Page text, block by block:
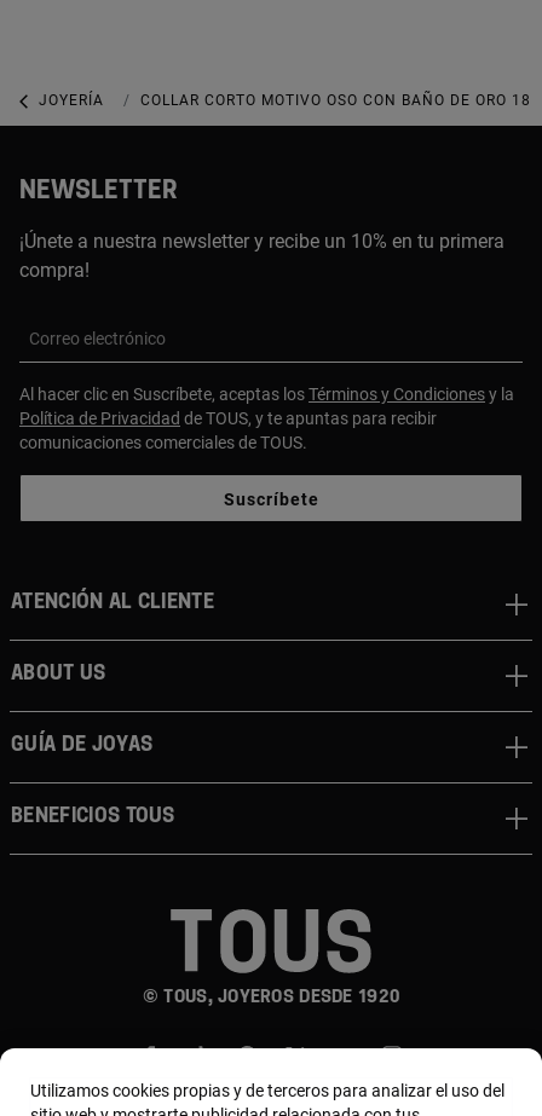
JOYERÍA JOYAS CON GEMAS
COLLAR CORTO MOTIVO OSO CON BAÑO DE ORO 18
NEWSLETTER
¡Únete a nuestra newsletter y recibe un 10% en tu primera
compra!
Correo electrónico
Al hacer clic en Suscríbete, aceptas losTérminos y Condicionesy la
Política de Privacidad de TOUS, y te apuntas para recibir
comunicaciones comerciales de TOUS.
Suscríbete
© TOUS, JOYEROS DESDE 1920
Atención al cliente
About us
Guía de joyas
Beneficios TOUS
Utilizamos cookies propias y de terceros para analizar el uso del